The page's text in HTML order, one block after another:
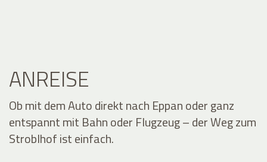
ANREISE
Ob mit dem Auto direkt nach Eppan oder ganz
entspannt mit Bahn oder Flugzeug – der Weg zum
Stroblhof ist einfach.